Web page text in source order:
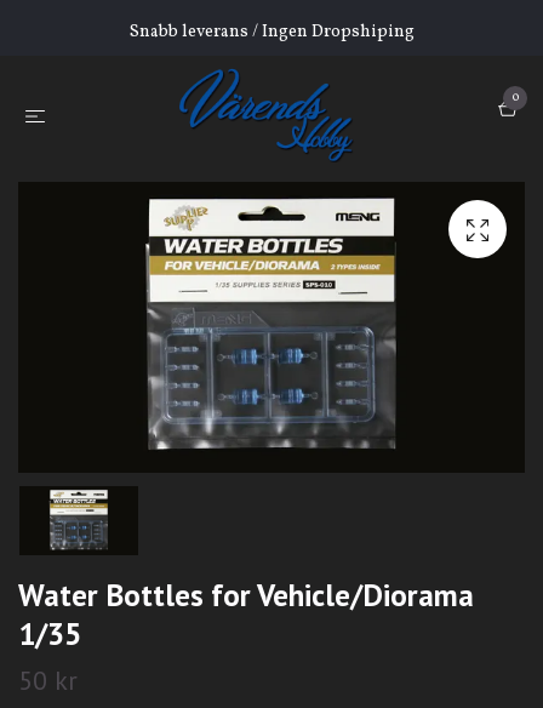
Snabb leverans / Ingen Dropshiping
0
Water Bottles for Vehicle/Diorama
1/35
50 kr